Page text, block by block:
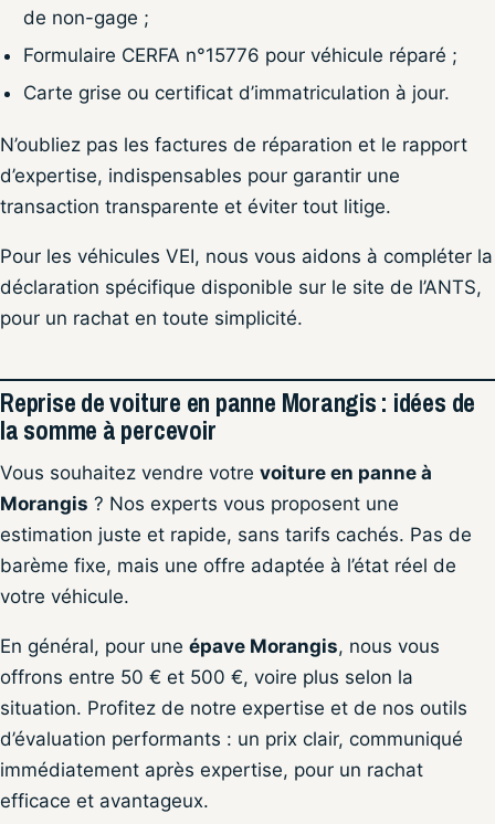
de non-gage ;
Formulaire CERFA n°15776 pour véhicule réparé ;
Carte grise ou certificat d’immatriculation à jour.
N’oubliez pas les factures de réparation et le rapport
d’expertise, indispensables pour garantir une
transaction transparente et éviter tout litige.
Pour les véhicules VEI, nous vous aidons à compléter la
déclaration spécifique disponible sur le site de l’ANTS,
pour un rachat en toute simplicité.
Reprise de voiture en panne Morangis : idées de
la somme à percevoir
Vous souhaitez vendre votre voiture en panne à
Morangis ? Nos experts vous proposent une
estimation juste et rapide, sans tarifs cachés. Pas de
barème fixe, mais une offre adaptée à l’état réel de
votre véhicule.
En général, pour une épave Morangis, nous vous
offrons entre 50 € et 500 €, voire plus selon la
situation. Profitez de notre expertise et de nos outils
d’évaluation performants : un prix clair, communiqué
immédiatement après expertise, pour un rachat
efficace et avantageux.